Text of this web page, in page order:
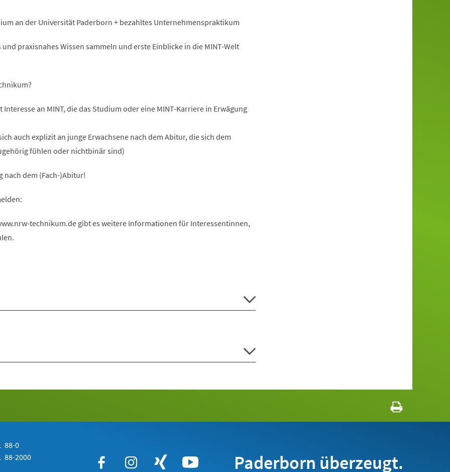
an der Universität Paderborn + bezahltes Unternehmenspraktikum
praxisnahes Wissen sammeln und erste Einblicke in die MINT-Welt
an MINT, die das Studium oder eine MINT-Karriere in Erwägung
auch explizit an junge Erwachsene nach dem Abitur, die sich dem
fühlen oder nichtbinär sind)
dem (Fach-)Abitur!
technikum.de gibt es weitere Informationen für Interessentinnen,
88-0
88-2000 Paderborn überzeugt.